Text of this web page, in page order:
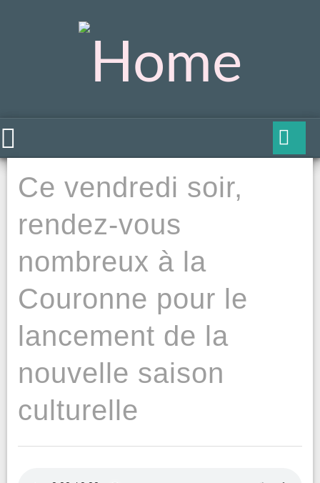
Ce vendredi soir,
rendez-vous
nombreux à la
Couronne pour le
lancement de la
nouvelle saison
culturelle